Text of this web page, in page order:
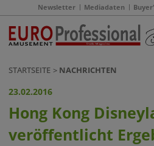
Newsletter Mediadaten
STARTSEITE NACHRICHTEN
23.02.2016
Hong Kong
veröffentlicht